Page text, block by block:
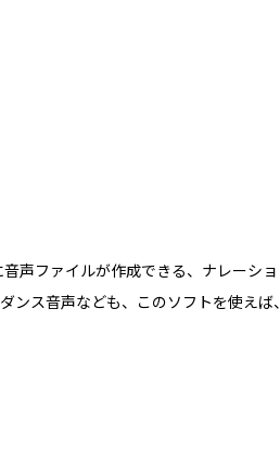
声ファイルが作成できる、ナレーシ
ス音声なども、このソフトを使え